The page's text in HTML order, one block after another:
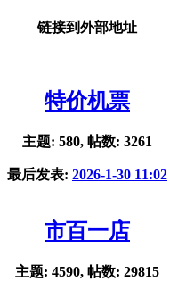
链接到外部地址
特价机票
主题: 580, 帖数: 3261
最后发表: 2026-1-30 11:02
市百一店
主题: 4590, 帖数: 29815